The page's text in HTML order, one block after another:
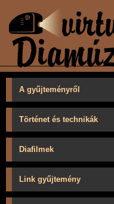
A gyűjteményről
Történet és technikák
Diafilmek
Link gyűjtemény